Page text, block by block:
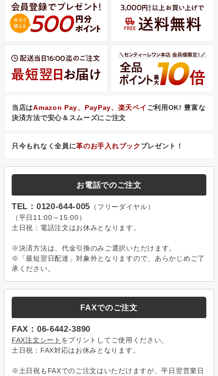
当店はAmazon Pay、PayPay、楽天ペイ ご利用OK! 豊富な
決済方法で安心＆スムーズにご注文
只今もれなく全員に革のお手入れブック プレゼント！
お電話でのご注文
TEL：0120-644-005 （フリーダイヤル）
（平日11:00～15:00）
土日祝：電話注文はお休みとなります。
※決済方法は、代金引換のみご選択いただけます。
※「最短翌日配達」対象外となりますので、あらかじめご了
承ください。
FAXでのご注文
FAX：06-6442-3890
FAX注文シート をプリントしてご使用ください。
土日祝：FAX対応はお休みとなります。
※土日祝もFAXでのご注文はいただけますが、平日翌営業日